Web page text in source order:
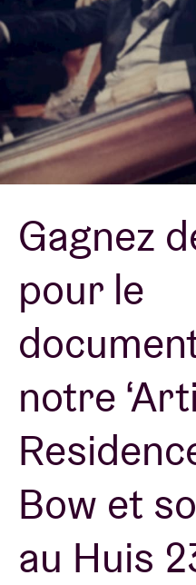
Infos
AB ❤ you
Location de salles
BRDCST
ABtv
Chèque-concert
À propos de l'AB
Contact
Gagnez
pour le
notre
Bow et
au Huis